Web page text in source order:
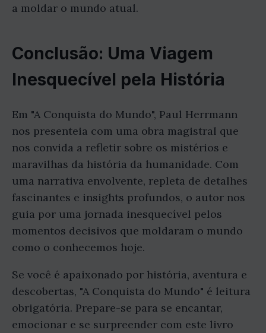
a moldar o mundo atual.
Conclusão: Uma Viagem
Inesquecível pela História
Em "A Conquista do Mundo", Paul Herrmann
nos presenteia com uma obra magistral que
nos convida a refletir sobre os mistérios e
maravilhas da história da humanidade. Com
uma narrativa envolvente, repleta de detalhes
fascinantes e insights profundos, o autor nos
guia por uma jornada inesquecível pelos
momentos decisivos que moldaram o mundo
como o conhecemos hoje.
Se você é apaixonado por história, aventura e
descobertas, "A Conquista do Mundo" é leitura
obrigatória. Prepare-se para se encantar,
emocionar e se surpreender com este livro